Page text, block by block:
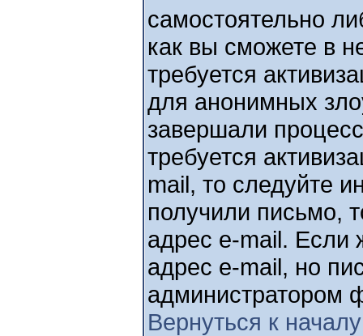
самостоятельно
как вы сможете в
требуется
для анонимных
завершали
требуется
mail, то следуйте
получили письмо,
адрес e-mail. Если
адрес e-mail, но
администратором
Вернуться к началу